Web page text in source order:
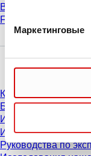
Маркетинговые
Выставки и
FAQ
Материалы
Каталог
Брошюры
Информация для
Инструкции по
Руководства по